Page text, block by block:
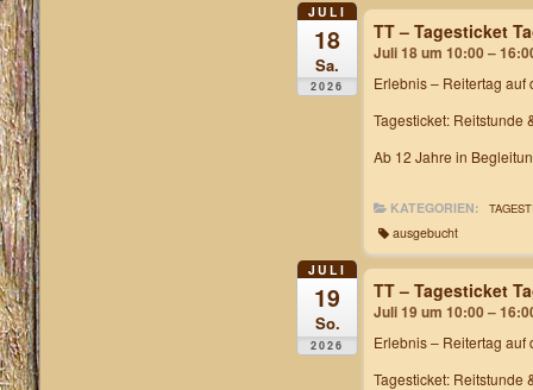
JULI
18
Sa.
2026
TT – Tagesticket
Juli 18 um 10:00 –
Erlebnis – Reitertag auf
Tagesticket: Reitstunde
Ab 12 Jahre in
KATEGORIEN:
ausgebucht
JULI
19
So.
2026
TT – Tagesticket
Juli 19 um 10:00 –
Erlebnis – Reitertag auf
Tagesticket: Reitstunde